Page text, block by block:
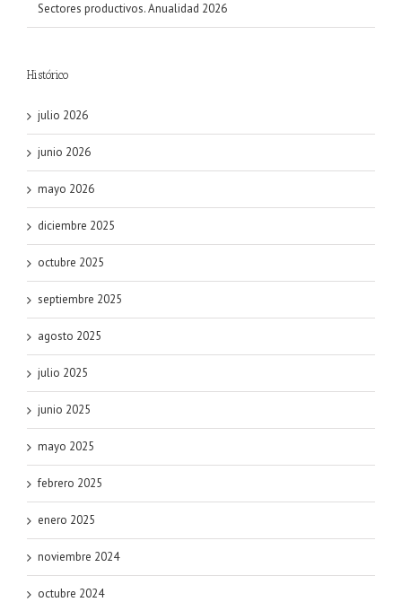
Sectores productivos. Anualidad 2026
Histórico
julio 2026
junio 2026
mayo 2026
diciembre 2025
octubre 2025
septiembre 2025
agosto 2025
julio 2025
junio 2025
mayo 2025
febrero 2025
enero 2025
noviembre 2024
octubre 2024